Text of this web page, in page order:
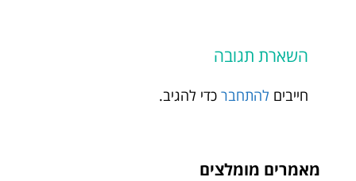
השארת תגובה
חייבים להתחבר כדי להגיב.
מאמרים מומלצים